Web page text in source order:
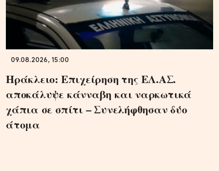
09.08.2026, 15:00
Ηράκλειο: Επιχείρηση της ΕΛ.ΑΣ.
αποκάλυψε κάνναβη και ναρκωτικά
χάπια σε σπίτι – Συνελήφθησαν δύο
άτομα